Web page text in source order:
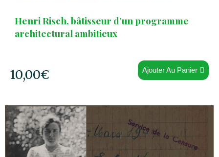
Henri Risch, bâtisseur d’un programme
architectural ambitieux
10,00€ Ajouter Au Panier